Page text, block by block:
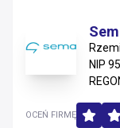
NIP
OCEŃ FIRMĘ